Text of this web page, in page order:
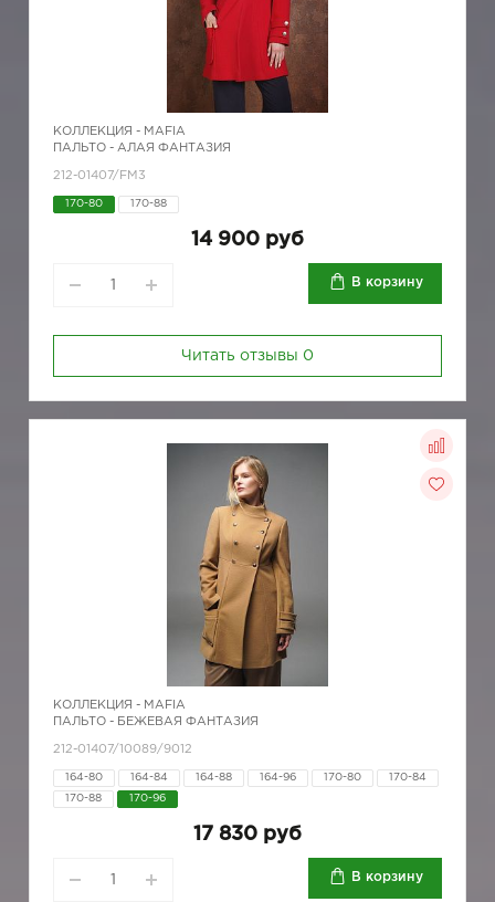
КОЛЛЕКЦИЯ - MAFIA
ПАЛЬТО - АЛАЯ ФАНТАЗИЯ
212-01407/FM3
170-80 170-88
14 900 руб
В корзину
Читать отзывы 0
КОЛЛЕКЦИЯ - MAFIA
ПАЛЬТО - БЕЖЕВАЯ ФАНТАЗИЯ
212-01407/10089/9012
164-80 164-84 164-88 164-96 170-80 170-84
170-88 170-96
17 830 руб
В корзину